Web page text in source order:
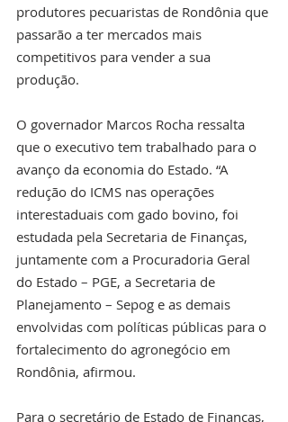
produtores pecuaristas de Rondônia que
passarão a ter mercados mais
competitivos para vender a sua
produção.
O governador Marcos Rocha ressalta
que o executivo tem trabalhado para o
avanço da economia do Estado. “A
redução do ICMS nas operações
interestaduais com gado bovino, foi
estudada pela Secretaria de Finanças,
juntamente com a Procuradoria Geral
do Estado – PGE, a Secretaria de
Planejamento – Sepog e as demais
envolvidas com políticas públicas para o
fortalecimento do agronegócio em
Rondônia, afirmou.
Para o secretário de Estado de Finanças,